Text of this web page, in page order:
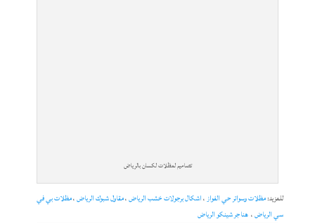
تصاميم لمظلات لكسان بالرياض
للمزيد:مظلات وسواتر حي الفواز،اشكال برجولات خشب الرياض،مقاول شبوك الرياض،مظلات بي في
سي الرياض، هناجر شينكو الرياض